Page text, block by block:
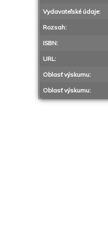
Vydavateľské údaje:
Rozsah:
ISBN:
URL:
Oblasť výskumu:
Oblasť výskumu: